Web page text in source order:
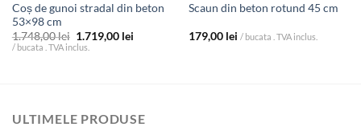
Coș de gunoi stradal din beton
53×98 cm
1.748,00lei Prețul
inițial
1.719,00 leiPrețul
/ bucata . TVA inclus.
Scaun din beton rotund 45 cm
179,00 lei / bucata . TVA inclus.
ULTIMELE PRODUSE